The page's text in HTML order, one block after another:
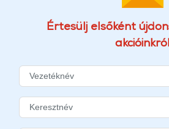
Értesülj elsőként
akcióinkról